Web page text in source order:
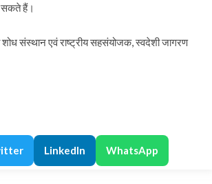
सकते हैं।
संस्थान एवं राष्ट्रीय सहसंयोजक, स्वदेशी जागरण
LinkedIn WhatsApp